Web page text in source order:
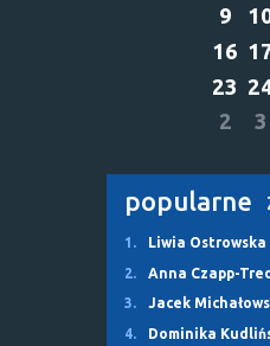
9
16
23
2
3
popularne
1. Liwia Ostrowska
2.
Anna Czapp-
3.
Jacek
4.
Dominika